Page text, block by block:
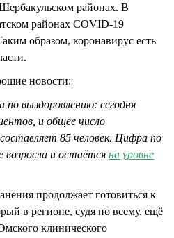
районах. В
районах COVID-19
образом, коронавирус есть
новости:
выздоровлению: сегодня
и общее число
85 человек. Цифра по
возросла и остаётся на уровне
продолжает готовиться к
в регионе, судя по всему, ещё
клинического